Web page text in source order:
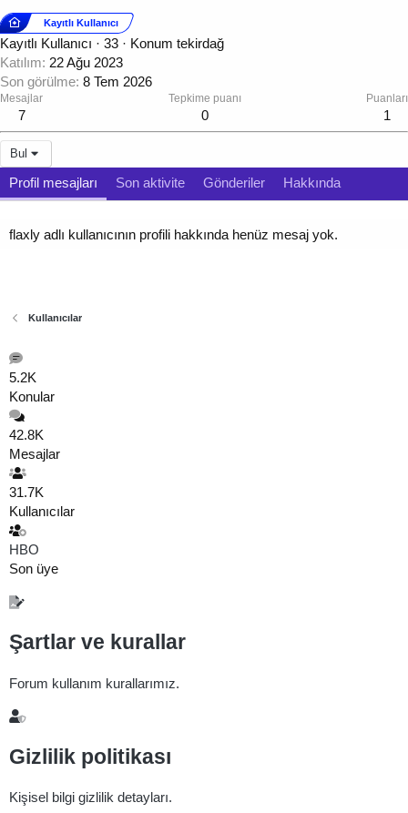
Kayıtlı Kullanıcı
Kayıtlı Kullanıcı · 33 · Konum tekirdağ
Katılım 22 Ağu 2023
Son görülme 8 Tem 2026
Mesajlar
7
Tepkime puanı
0
Puanları
1
Bul
Profil mesajları Son aktivite Gönderiler Hakkında
flaxly adlı kullanıcının profili hakkında henüz mesaj yok.
Kullanıcılar
5.2K
Konular
42.8K
Mesajlar
31.7K
Kullanıcılar
HBO
Son üye
Şartlar ve kurallar
Forum kullanım kurallarımız.
Gizlilik politikası
Kişisel bilgi gizlilik detayları.